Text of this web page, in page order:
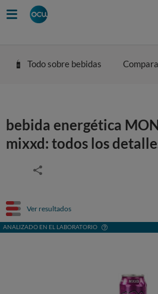
Todo sobre bebidas
bebida energética
mixxd: todos los
Ver resultados
ANALIZADO EN EL LABORATORIO